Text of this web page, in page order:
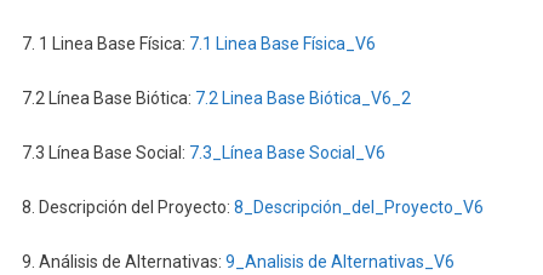
PARA
PORVENIR
(CÓDIGO
50000879),
7. 1 Linea Base Física: 7.1 Linea Base Física_V6
7.2 Línea Base Biótica: 7.2 Linea Base Biótica_V6_2
7.3 Línea Base Social: 7.3_Línea Base Social_V6
8. Descripción del Proyecto: 8_Descripción_del_Proyecto_V6
9. Análisis de Alternativas: 9_Analisis de Alternativas_V6